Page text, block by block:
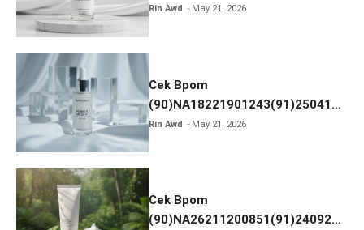
Rin Awd May 21, 2026
Cek Bpom
(90)NA18221901243(91)250418
Hanasui Power Bright Serum
Rin Awd May 21, 2026
Cek Bpom
(90)NA26211200851(91)240924